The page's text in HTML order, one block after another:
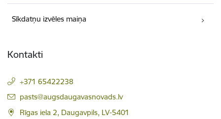
Sīkdatņu izvēles maiņa
Kontakti
+371 65422238
E-pasts:
pasts@augsdaugavasnovads.lv
Rīgas iela 2, Daugavpils, LV-5401